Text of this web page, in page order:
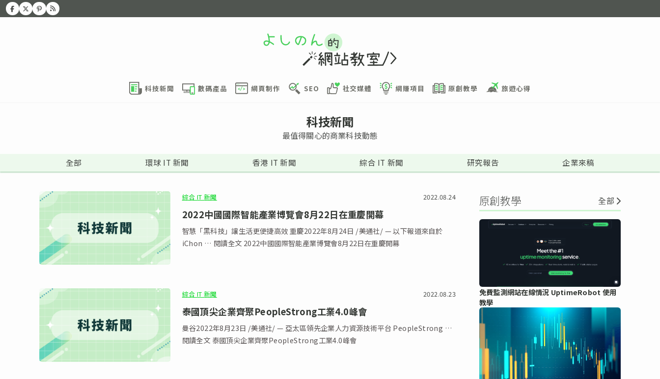
科技新聞 數碼產品 網頁制作 SEO 社交媒體 網賺項目 原創教學 旅遊心得
科技新聞
最值得關心的商業科技動態
全部 環球 IT 新聞 香港 IT 新聞 綜合 IT 新聞 研究報告 企業來稿
綜合 IT 新聞 2022.08.24
2022中國國際智能產業博覽會8月22日在重慶開幕
智慧「黑科技」讓生活更便捷高效 重慶2022年8月24日 /美通社/ — 以下報道來自於
iChon … 閱讀全文 2022中國國際智能產業博覽會8月22日在重慶開幕
綜合 IT 新聞 2022.08.23
泰國頂尖企業齊聚PeopleStrong工業4.0峰會
曼谷2022年8月23日 /美通社/ — 亞太區領先企業人力資源技術平台 PeopleStrong …
閱讀全文 泰國頂尖企業齊聚PeopleStrong工業4.0峰會
原創教學 全部
免費監測網站在線情況 UptimeRobot 使用
教學